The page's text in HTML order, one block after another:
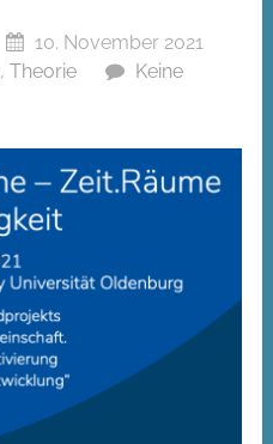
10. November 2021
,Theorie
Keine